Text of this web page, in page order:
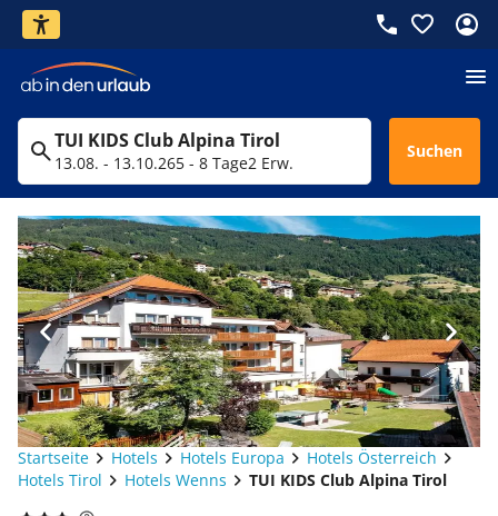
TUI KIDS Club Alpina Tirol
13.08. - 13.10.265 - 8 Tage2 Erw.
Suchen
Startseite Hotels Hotels Europa
Hotels Österreich
Hotels Tirol
Hotels Wenns TUI KIDS Club Alpina Tirol